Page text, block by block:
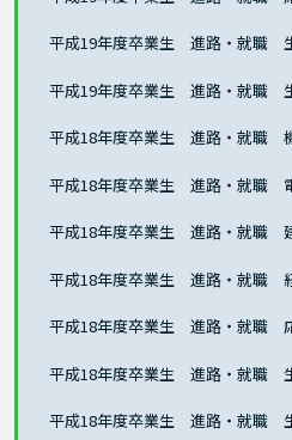
平成19年度卒業生 進路・就職
平成19年度卒業生 進路・就職
平成18年度卒業生 進路・就職
平成18年度卒業生 進路・就職
平成18年度卒業生 進路・就職
平成18年度卒業生 進路・就職
平成18年度卒業生 進路・就職
平成18年度卒業生 進路・就職
平成18年度卒業生 進路・就職